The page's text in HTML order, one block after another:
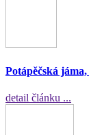
Potápěčská
detail článku ...